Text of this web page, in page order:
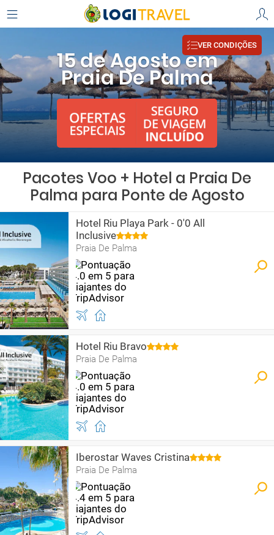
15 de Agosto em
Praia De Palma
VER CONDIÇÕES
Pacotes Voo + Hotel a Praia De
Palma para Ponte de Agosto
Hotel Riu Playa Park - 0'0 All
Inclusive
Praia De Palma
Hotel Riu Bravo
Praia De Palma
Iberostar Waves Cristina
Praia De Palma